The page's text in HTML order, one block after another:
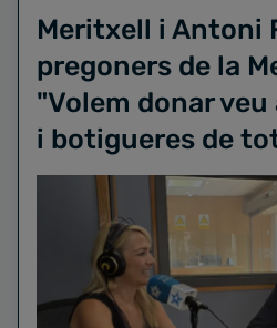
Meritxell i Antoni
pregoners de la
"Volem donar
i botigueres de